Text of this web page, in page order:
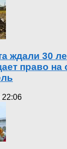
ждали 30
право на
22:06